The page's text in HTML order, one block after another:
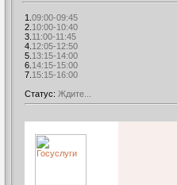
1. 09:00-09:45
2. 10:00-10:40
3. 11:00-11:45
4. 12:05-12:50
5. 13:15-14:00
6. 14:15-15:00
7. 15:15-16:00
Статус: Ждите...